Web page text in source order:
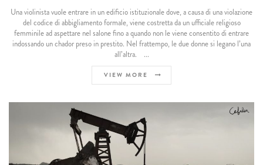
Una violinista vuole entrare in un edificio istituzionale dove, a causa di una violazione
del codice di abbigliamento formale, viene costretta da un ufficiale religioso
femminile ad aspettare nel salone fino a quando non le viene consentito di entrare
indossando un chador preso in prestito. Nel frattempo, le due donne si legano l’una
all’altra. ...
VIEW MORE